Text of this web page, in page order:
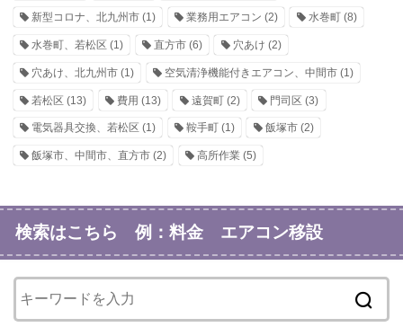
新型コロナ、北九州市 (1) 業務用エアコン (2) 水巻町(8)
水巻町、若松区 (1) 直方市(6) 穴あけ (2)
穴あけ、北九州市 (1) 空気清浄機能付きエアコン、中間市(1)
若松区 (13) 費用 (13) 遠賀町(2) 門司区 (3)
電気器具交換、若松区 (1) 鞍手町(1) 飯塚市(2)
飯塚市、中間市、直方市 (2) 高所作業(5)
検索はこちら 例：料金 エアコン移設